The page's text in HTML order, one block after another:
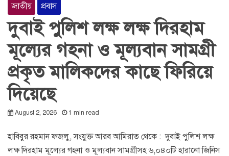
জাতীয় প্রবাস
দুবাই পুলিশ লক্ষ লক্ষ দিরহাম
মূল্যের গহনা ও মূল্যবান সামগ্রী
প্রকৃত মালিকদের কাছে ফিরিয়ে
দিয়েছে
August 2, 2026 1 min read
হাবিবুর রহমান ফজলু, সংযুক্ত আরব আমিরাত থেকে : দুবাই পুলিশ লক্ষ
লক্ষ দিরহাম মূল্যের গহনা ও মূল্যবান সামগ্রীসহ ৬,০৪০টি হারানো জিনিস